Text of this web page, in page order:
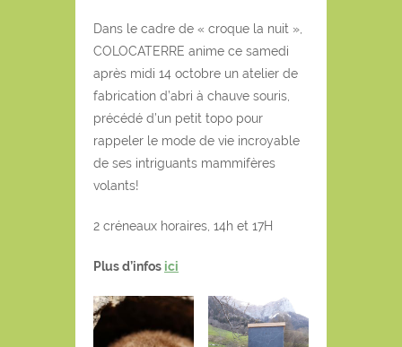
Dans le cadre de « croque la nuit »,
COLOCATERRE anime ce samedi
après midi 14 octobre un atelier de
fabrication d’abri à chauve souris,
précédé d’un petit topo pour
rappeler le mode de vie incroyable
de ses intriguants mammifères
volants!
2 créneaux horaires, 14h et 17H
Plus d’infos ici